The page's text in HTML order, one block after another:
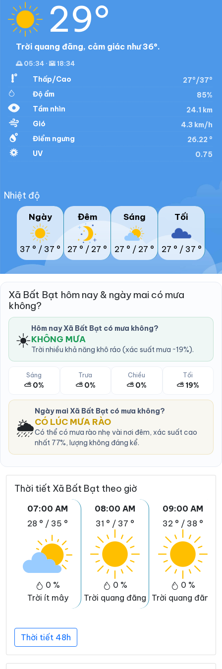
29°
Trời quang đãng, cảm giác như 36°.
🌅 05:34 · 🌇 18:34
Thấp/Cao
27°/37°
Độ ẩm
85%
Tầm nhìn
24.1 km
Gió
4.3 km/h
Điểm ngưng
26.22 °
UV
0.75
Nhiệt độ
Ngày
37 ° / 37 °
Đêm
27 ° / 27 °
Sáng
27 ° / 27 °
Tối
27 ° / 37 °
Xã Bất Bạt hôm nay & ngày mai có mưa
không?
☀️ Hôm nay Xã Bất Bạt có mưa không?
KHÔNG MƯA
Trời nhiều khả năng khô ráo (xác suất mưa ~19%).
Sáng
⛅ 0%
Trưa
⛅ 0%
Chiều
⛅ 0%
Tối
⛅ 19%
🌦️
Ngày mai Xã Bất Bạt có mưa không?
CÓ LÚC MƯA RÀO
Có thể có mưa rào nhẹ vài nơi đêm, xác suất cao
nhất 77%, lượng không đáng kể.
Thời tiết Xã Bất Bạt theo giờ
07:00 AM
28 ° / 35 °
0 %
Trời ít mây
08:00 AM
31 ° / 37 °
0 %
Trời quang đãng
09:00 AM
32 ° / 38 °
0 %
Trời quang đãng
Thời tiết 48h